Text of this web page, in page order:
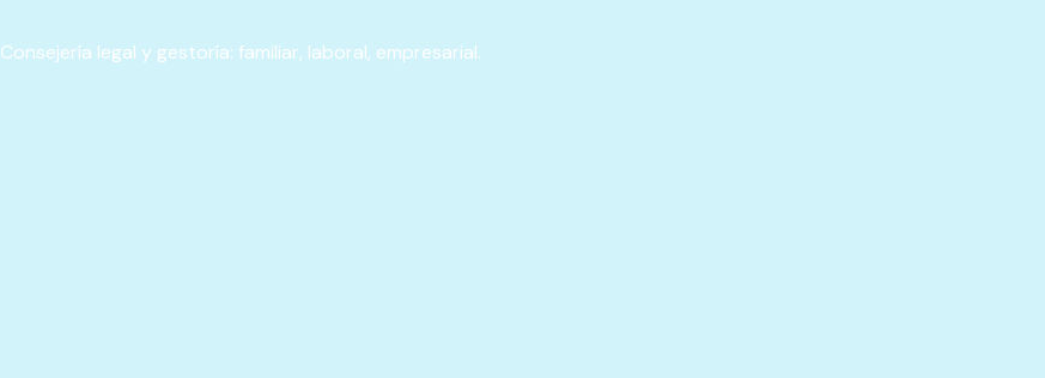
Consejería legal y gestoría: familiar, laboral, empresarial.​